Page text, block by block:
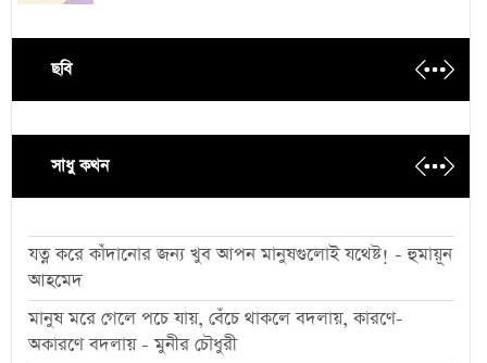
ছবি
সাধু কথন
যত্ন করে কাঁদানোর জন্য খুব আপন মানুষগুলোই যথেষ্ট! - হুমায়ূন
আহমেদ
মানুষ মরে গেলে পচে যায়, বেঁচে থাকলে বদলায়, কারণে-
অকারণে বদলায় - মুনীর চৌধুরী